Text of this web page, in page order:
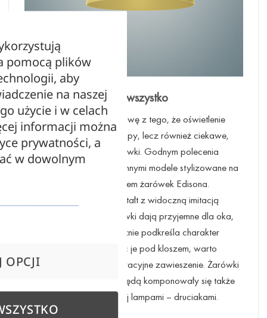
Lampy loftowe to nie wszystko
Warto zdawać sobie sprawę z tego, że oświetlenie
industrialne to nie tylko lampy, lecz również ciekawe,
przykuwające wzrok żarówki. Godnym polecenia
rozwiązaniem są między innymi modele stylizowane na
żarnikowe, określane mianem żarówek Edisona.
Wyróżnia je klasyczny kształt z widoczną imitacją
żarników. Tego typu żarówki dają przyjemne dla oka,
żółte światło, które skutecznie podkreśla charakter
aranżacji. Zamiast chować je pod kloszem, warto
dopasować do nich dekoracyjne zawieszenie. Żarówki
Edisona bardzo dobrze będą komponowały się także
ze wspomnianymi powyżej lampami – druciakami.
pomocą plików
aby
na naszej
użycie i w celach
informacji można
prywatności, a
w dowolnym
OPCJI